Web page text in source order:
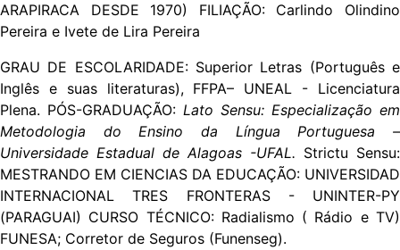
ARAPIRACA DESDE 1970) FILIAÇÃO: Carlindo Olindino
Pereira e Ivete de Lira Pereira
GRAU DE ESCOLARIDADE: Superior Letras (Português e
Inglês e suas literaturas), FFPA– UNEAL - Licenciatura
Plena. PÓS-GRADUAÇÃO: Lato Sensu: Especialização em
Metodologia do Ensino da Língua Portuguesa –
Universidade Estadual de Alagoas -UFAL. Strictu Sensu:
MESTRANDO EM CIENCIAS DA EDUCAÇÃO: UNIVERSIDAD
INTERNACIONAL TRES FRONTERAS - UNINTER-PY
(PARAGUAI) CURSO TÉCNICO: Radialismo ( Rádio e TV)
FUNESA; Corretor de Seguros (Funenseg).